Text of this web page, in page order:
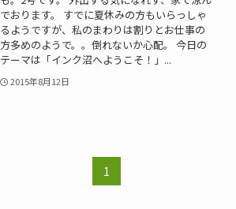
でおります。 すでに夏休みの方もいらっしゃ
るようですが、私のまわりは割りとお仕事の
方多めのようで。。倒れないか心配。 今日の
テーマは「インク沼へようこそ！」...
2015年8月12日
1